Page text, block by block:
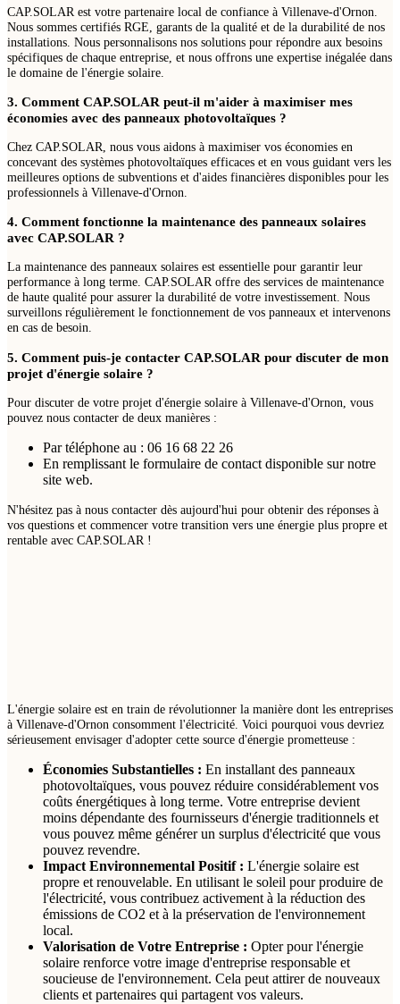
CAP.SOLAR est votre partenaire local de confiance à Villenave-d'Ornon.
Nous sommes certifiés RGE, garants de la qualité et de la durabilité de nos
installations. Nous personnalisons nos solutions pour répondre aux besoins
spécifiques de chaque entreprise, et nous offrons une expertise inégalée dans
le domaine de l'énergie solaire.
3. Comment CAP.SOLAR peut-il m'aider à maximiser mes
économies avec des panneaux photovoltaïques ?
Chez CAP.SOLAR, nous vous aidons à maximiser vos économies en
concevant des systèmes photovoltaïques efficaces et en vous guidant vers les
meilleures options de subventions et d'aides financières disponibles pour les
professionnels à Villenave-d'Ornon.
4. Comment fonctionne la maintenance des panneaux solaires
avec CAP.SOLAR ?
La maintenance des panneaux solaires est essentielle pour garantir leur
performance à long terme. CAP.SOLAR offre des services de maintenance
de haute qualité pour assurer la durabilité de votre investissement. Nous
surveillons régulièrement le fonctionnement de vos panneaux et intervenons
en cas de besoin.
5. Comment puis-je contacter CAP.SOLAR pour discuter de mon
projet d'énergie solaire ?
Pour discuter de votre projet d'énergie solaire à Villenave-d'Ornon, vous
pouvez nous contacter de deux manières :
Par téléphone au : 06 16 68 22 26
En remplissant le formulaire de contact disponible sur notre
site web.
N'hésitez pas à nous contacter dès aujourd'hui pour obtenir des réponses à
vos questions et commencer votre transition vers une énergie plus propre et
rentable avec CAP.SOLAR !
L'énergie solaire est en train de révolutionner la manière dont les entreprises
à Villenave-d'Ornon consomment l'électricité. Voici pourquoi vous devriez
sérieusement envisager d'adopter cette source d'énergie prometteuse :
Économies Substantielles : En installant des panneaux
photovoltaïques, vous pouvez réduire considérablement vos
coûts énergétiques à long terme. Votre entreprise devient
moins dépendante des fournisseurs d'énergie traditionnels et
vous pouvez même générer un surplus d'électricité que vous
pouvez revendre.
Impact Environnemental Positif : L'énergie solaire est
propre et renouvelable. En utilisant le soleil pour produire de
l'électricité, vous contribuez activement à la réduction des
émissions de CO2 et à la préservation de l'environnement
local.
Valorisation de Votre Entreprise : Opter pour l'énergie
solaire renforce votre image d'entreprise responsable et
soucieuse de l'environnement. Cela peut attirer de nouveaux
clients et partenaires qui partagent vos valeurs.